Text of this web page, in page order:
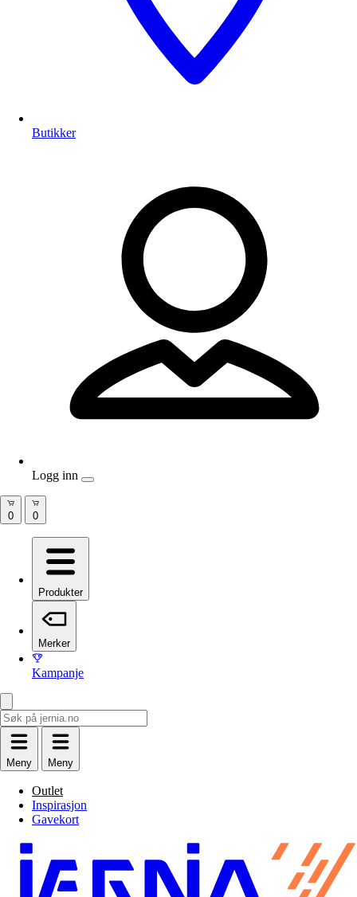
Butikker
Produkter
Merker
Kampanje
Meny Meny
Outlet
Inspirasjon
Gavekort